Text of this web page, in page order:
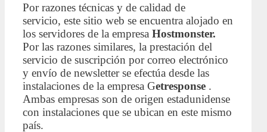
Por razones técnicas y de calidad de
servicio, este sitio web se encuentra alojado en
los servidores de la empresa Hostmonster.
Por las razones similares, la prestación del
servicio de suscripción por correo electrónico
y envío de newsletter se efectúa desde las
instalaciones de la empresa Getresponse .
Ambas empresas son de origen estadunidense
con instalaciones que se ubican en este mismo
país.